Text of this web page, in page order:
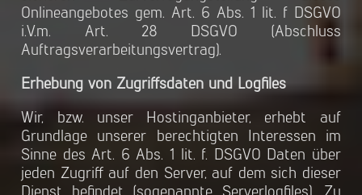
Onlineangebotes gem. Art. 6 Abs. 1 lit. f DSGVO
i.V.m. Art. 28 DSGVO (Abschluss
Auftragsverarbeitungsvertrag).
Erhebung von Zugriffsdaten und Logfiles
Wir, bzw. unser Hostinganbieter, erhebt auf
Grundlage unserer berechtigten Interessen im
Sinne des Art. 6 Abs. 1 lit. f. DSGVO Daten über
jeden Zugriff auf den Server, auf dem sich dieser